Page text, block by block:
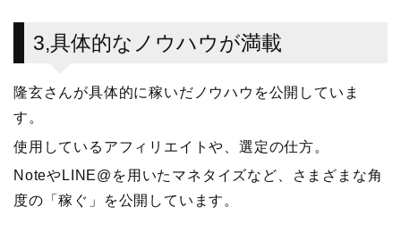
3,具体的なノウハウが満載
隆玄さんが具体的に稼いだノウハウを公開していま
す。
使用しているアフィリエイトや、選定の仕方。
NoteやLINE@を用いたマネタイズなど、さまざまな角
度の「稼ぐ」を公開しています。